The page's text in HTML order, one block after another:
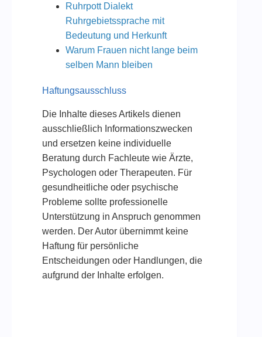
Ruhrpott Dialekt
Ruhrgebietssprache mit
Bedeutung und Herkunft
Warum Frauen nicht lange beim
selben Mann bleiben
Haftungsausschluss
Die Inhalte dieses Artikels dienen
ausschließlich Informationszwecken
und ersetzen keine individuelle
Beratung durch Fachleute wie Ärzte,
Psychologen oder Therapeuten. Für
gesundheitliche oder psychische
Probleme sollte professionelle
Unterstützung in Anspruch genommen
werden. Der Autor übernimmt keine
Haftung für persönliche
Entscheidungen oder Handlungen, die
aufgrund der Inhalte erfolgen.